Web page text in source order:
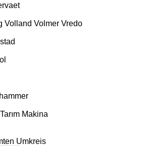
Volland Volmer Vredo
Makina
Umkreis